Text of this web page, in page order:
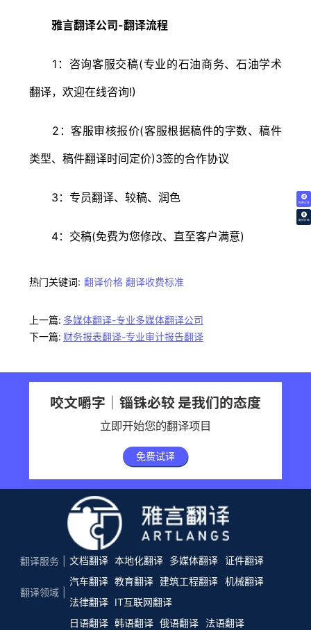
免费试译
翻译价格
雅言翻译公司-翻译流程
1：咨询客服交稿(专业的石油商务、石油学术
翻译，欢迎在线咨询!)
2：客服审核报价(客服根据稿件的字数、稿件
类型、稿件翻译时间定价)3签的合作协议
3：专员翻译、较稿、润色
4：交稿(免费为您修改、直至客户满意)
热门关键词: 翻译价格 翻译收费标准
上一篇: 多媒体翻译-专业多媒体翻译公司
下一篇: 财务报表翻译-专业审计报告翻译
咬文嚼字｜锱铢必较 是我们的态度
立即开始您的翻译项目
免费试译
翻译服务 文档翻译 本地化翻译 多媒体翻译 证件翻译
翻译领域
汽车翻译 教育翻译 建筑工程翻译 机械翻译
法律翻译
IT互联网翻译
日语翻译 韩语翻译 俄语翻译
法语翻译